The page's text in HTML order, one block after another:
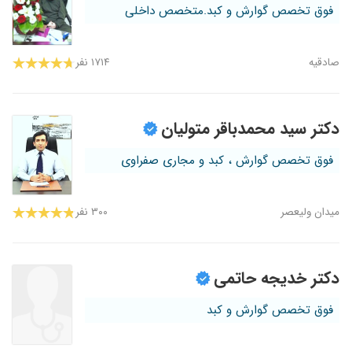
فوق تخصص گوارش و کبد.متخصص داخلی
صادقیه ۱۷۱۴ نفر
دکتر سید محمدباقر متولیان
فوق تخصص گوارش ، کبد و مجاری صفراوی
میدان ولیعصر ۳۰۰ نفر
دکتر خدیجه حاتمی
فوق تخصص گوارش و کبد